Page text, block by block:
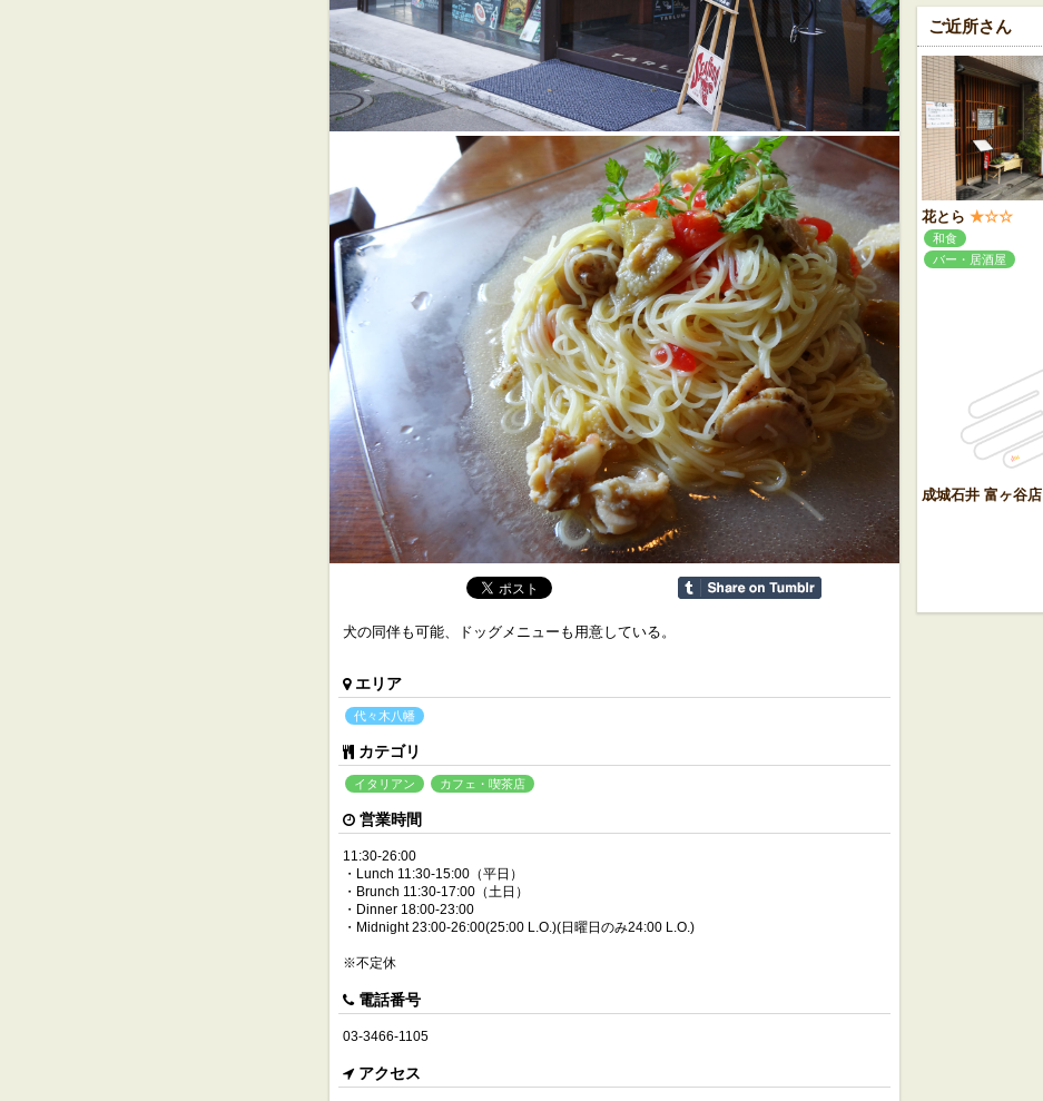
犬の同伴も可能、ドッグメニューも用意している。
エリア
代々木八幡
カテゴリ
イタリアン カフェ・喫茶店
営業時間
11:30-26:00
・Lunch 11:30-15:00（平日）
・Brunch 11:30-17:00（土日）
・Dinner 18:00-23:00
・Midnight 23:00-26:00(25:00 L.O.)(日曜日のみ24:00 L.O.)
※不定休
電話番号
03-3466-1105
アクセス
ご近所さん
花とら ★☆☆
和食
バー・居酒屋
成城石井 富ヶ谷店